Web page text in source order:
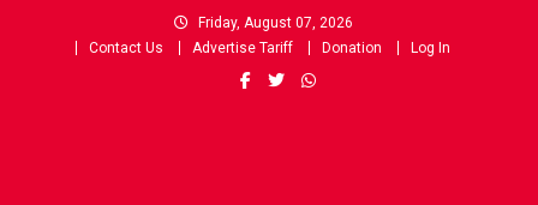
Friday, August 07, 2026
Contact Us
Advertise Tariff Donation Log In